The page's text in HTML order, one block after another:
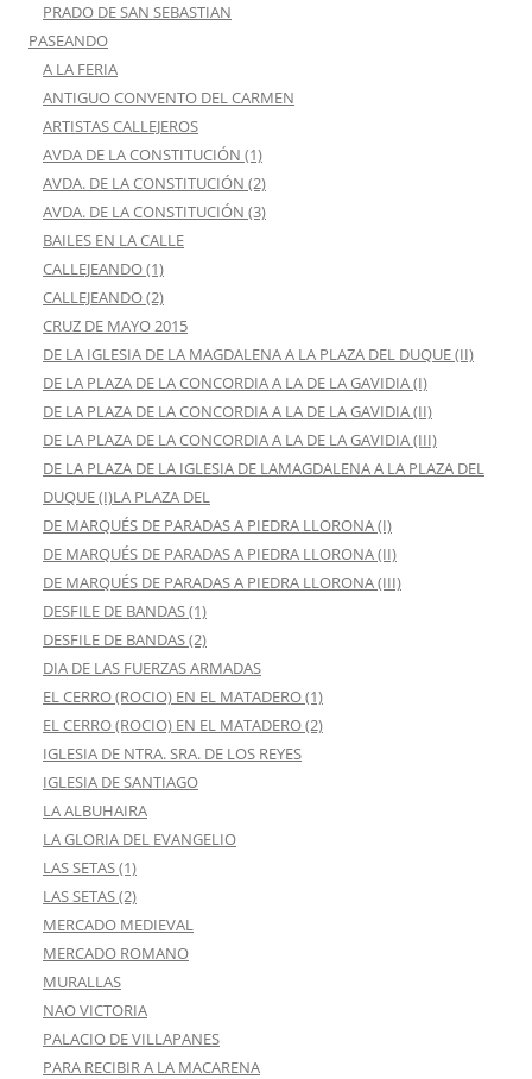
PRADO DE SAN SEBASTIAN
PASEANDO
A LA FERIA
ANTIGUO CONVENTO DEL CARMEN
ARTISTAS CALLEJEROS
AVDA DE LA CONSTITUCIÓN (1)
AVDA. DE LA CONSTITUCIÓN (2)
AVDA. DE LA CONSTITUCIÓN (3)
BAILES EN LA CALLE
CALLEJEANDO (1)
CALLEJEANDO (2)
CRUZ DE MAYO 2015
DE LA IGLESIA DE LA MAGDALENA A LA PLAZA DEL DUQUE (II)
DE LA PLAZA DE LA CONCORDIA A LA DE LA GAVIDIA (I)
DE LA PLAZA DE LA CONCORDIA A LA DE LA GAVIDIA (II)
DE LA PLAZA DE LA CONCORDIA A LA DE LA GAVIDIA (III)
DE LA PLAZA DE LA IGLESIA DE LAMAGDALENA A LA PLAZA DEL
DUQUE (I)LA PLAZA DEL
DE MARQUÉS DE PARADAS A PIEDRA LLORONA (I)
DE MARQUÉS DE PARADAS A PIEDRA LLORONA (II)
DE MARQUÉS DE PARADAS A PIEDRA LLORONA (III)
DESFILE DE BANDAS (1)
DESFILE DE BANDAS (2)
DIA DE LAS FUERZAS ARMADAS
EL CERRO (ROCIO) EN EL MATADERO (1)
EL CERRO (ROCIO) EN EL MATADERO (2)
IGLESIA DE NTRA. SRA. DE LOS REYES
IGLESIA DE SANTIAGO
LA ALBUHAIRA
LA GLORIA DEL EVANGELIO
LAS SETAS (1)
LAS SETAS (2)
MERCADO MEDIEVAL
MERCADO ROMANO
MURALLAS
NAO VICTORIA
PALACIO DE VILLAPANES
PARA RECIBIR A LA MACARENA